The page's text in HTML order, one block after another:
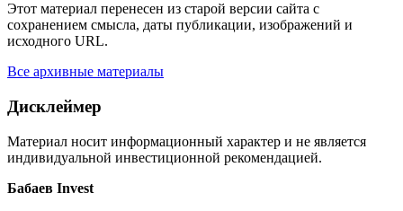
Этот материал перенесен из старой версии сайта с
сохранением смысла, даты публикации, изображений и
исходного URL.
Все архивные материалы
Дисклеймер
Материал носит информационный характер и не является
индивидуальной инвестиционной рекомендацией.
Бабаев Invest